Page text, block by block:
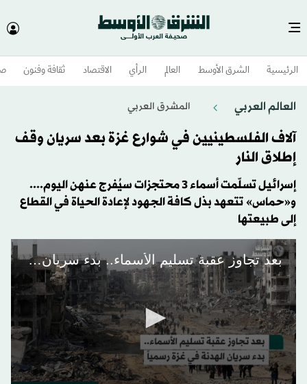
الرئيسية الشرق الأوسط​ العالم الرأي الاقتصاد ثقافة وفنون
العالم العربي المشرق العربي
آلاف الفلسطينيين في شوارع غزة بعد سريان وقف
إطلاق النار
إسرائيل تسلّمت أسماء 3 محتجزات سيُفرج عنهن اليوم....
و«حماس» تتعهد بذل كافة الجهود لإعادة الحياة في القطاع
إلى طبيعتها
بعد تجاوز عقبة تسليم الأسماء.. بدء سريان الهدنة في غزة رسمياً